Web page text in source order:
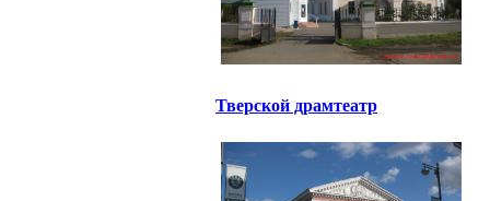
Тверской драмтеатр